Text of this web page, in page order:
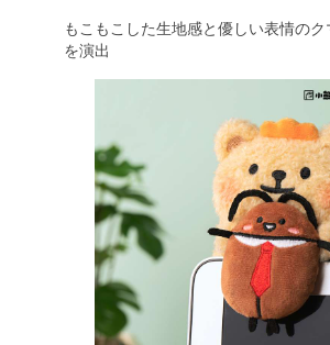
もこもこした生地感と優しい表情の
を演出